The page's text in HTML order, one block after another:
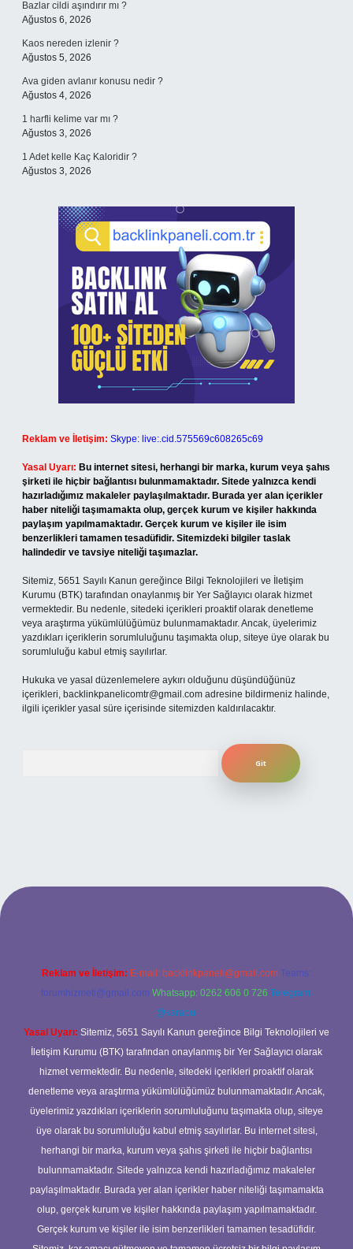
Bazlar cildi aşındırır mı ?
Ağustos 6, 2026
Kaos nereden izlenir ?
Ağustos 5, 2026
Ava giden avlanır konusu nedir ?
Ağustos 4, 2026
1 harfli kelime var mı ?
Ağustos 3, 2026
1 Adet kelle Kaç Kaloridir ?
Ağustos 3, 2026
Reklam ve İletişim: Skype: live:.cid.575569c608265c69
Yasal Uyarı: Bu internet sitesi, herhangi bir marka, kurum veya şahıs
şirketi ile hiçbir bağlantısı bulunmamaktadır. Sitede yalnızca kendi
hazırladığımız makaleler paylaşılmaktadır. Burada yer alan içerikler
haber niteliği taşımamakta olup, gerçek kurum ve kişiler hakkında
paylaşım yapılmamaktadır. Gerçek kurum ve kişiler ile isim
benzerlikleri tamamen tesadüfidir. Sitemizdeki bilgiler taslak
halindedir ve tavsiye niteliği taşımazlar.
Sitemiz, 5651 Sayılı Kanun gereğince Bilgi Teknolojileri ve İletişim
Kurumu (BTK) tarafından onaylanmış bir Yer Sağlayıcı olarak hizmet
vermektedir. Bu nedenle, sitedeki içerikleri proaktif olarak denetleme
veya araştırma yükümlülüğümüz bulunmamaktadır. Ancak, üyelerimiz
yazdıkları içeriklerin sorumluluğunu taşımakta olup, siteye üye olarak bu
sorumluluğu kabul etmiş sayılırlar.
Hukuka ve yasal düzenlemelere aykırı olduğunu düşündüğünüz
içerikleri, backlinkpanelicomtr@gmail.com adresine bildirmeniz halinde,
ilgili içerikler yasal süre içerisinde sitemizden kaldırılacaktır.
adresi
Reklam ve İletişim: E-mail: backlinkpaneli@gmail.com Teams:
forumhizmeti@gmail.com Whatsapp: 0262 606 0 726 Telegram:
@karabul
Yasal Uyarı: Sitemiz, 5651 Sayılı Kanun gereğince Bilgi Teknolojileri ve
İletişim Kurumu (BTK) tarafından onaylanmış bir Yer Sağlayıcı olarak
hizmet vermektedir. Bu nedenle, sitedeki içerikleri proaktif olarak
denetleme veya araştırma yükümlülüğümüz bulunmamaktadır. Ancak,
üyelerimiz yazdıkları içeriklerin sorumluluğunu taşımakta olup, siteye
üye olarak bu sorumluluğu kabul etmiş sayılırlar. Bu internet sitesi,
herhangi bir marka, kurum veya şahıs şirketi ile hiçbir bağlantısı
bulunmamaktadır. Sitede yalnızca kendi hazırladığımız makaleler
paylaşılmaktadır. Burada yer alan içerikler haber niteliği taşımamakta
olup, gerçek kurum ve kişiler hakkında paylaşım yapılmamaktadır.
Gerçek kurum ve kişiler ile isim benzerlikleri tamamen tesadüfidir.